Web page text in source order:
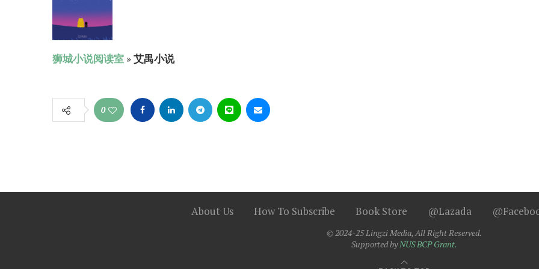
狮城小说阅读室 »艾禺小说
0
About Us How To Subscribe Book Store @Lazada
© 2024-25 Lingzi Media, All Right Reserved.
Supported byNUS BCP Grant.